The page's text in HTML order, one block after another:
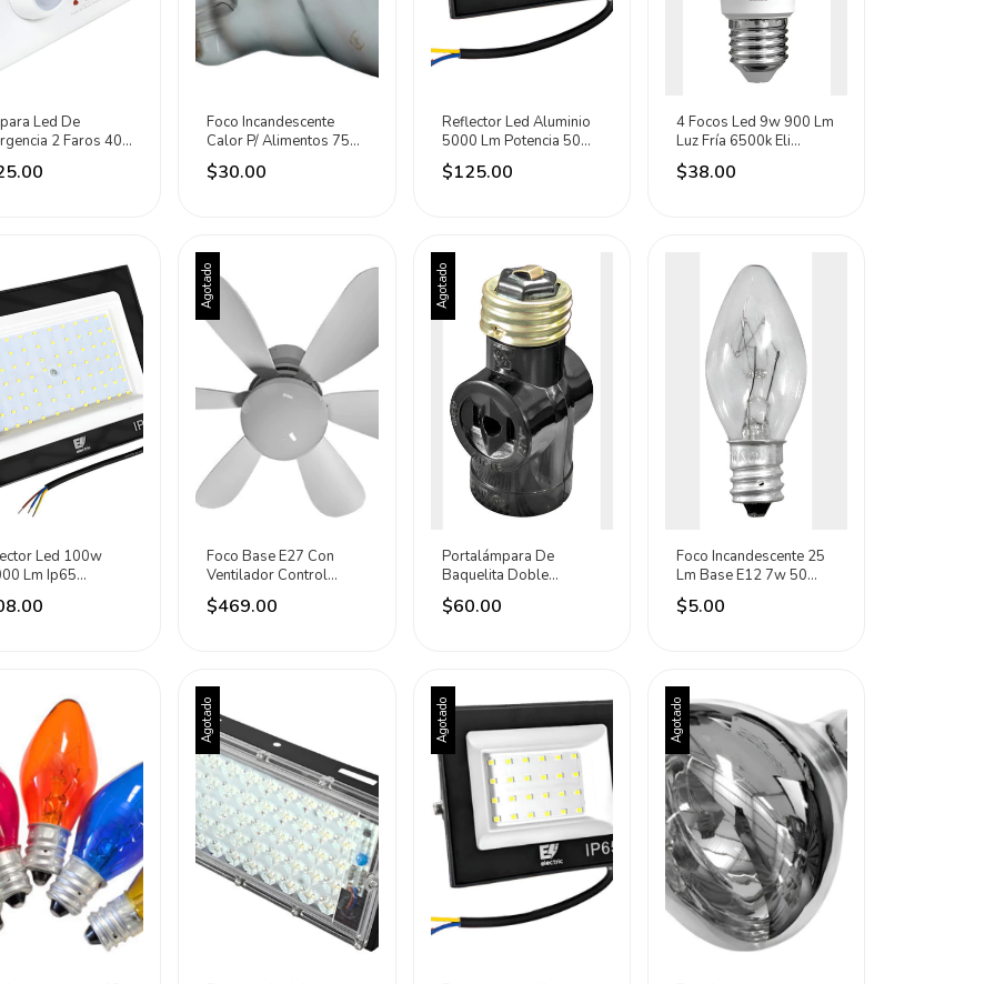
Led De
2 Faros 400
Blanco
Foco Incandescente
Calor P/ Alimentos 75w
400lm Eli Electric Calida
$30.00
Reflector Led Aluminio
5000 Lm Potencia 50w
Eli Electric Negro 6500k
$125.00
4 Focos Led 9w 900 Lm
Luz Fría 6500k Eli
Electric Blanco Frío
$38.00
Led 100w
Lm Ip65
Eli Electric
Fría
Agotado
Foco Base E27 Con
Ventilador Control
Remoto Sanelec
Variable
$469.00
Agotado
Portalámpara De
Baquelita Doble
Contacto Polarizado
Iusa Negro
$60.00
Foco Incandescente 25
Lm Base E12 7w 50
Piezas Eli Electric Cálido
2000k
$5.00
Agotado Agotado Agotado